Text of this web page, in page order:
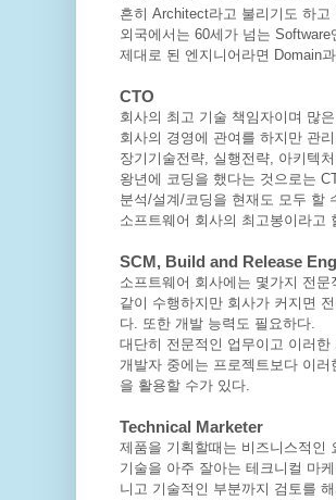
흔히 Architect라고 불리기도 하고
외국에서는 60세가 넘는
제대로 된 엔지니어라면 Domain
CTO
회사의 최고 기술 책임자이며 많
회사의 경영에 관여를 하지만 관
장기기술전략, 실행전략, 아키텍
왕년에 코딩을 했다는 것으로는
분석/설계/코딩을 현재도 모두 할
소프트웨어 회사의 최고봉이라고
SCM, Build and Release
소프트웨어 회사에는 몇가지 전
같이 수행하지만 회사가 커지면
다. 또한 개발 능력도 필요하다.
대단히 전문적인 업무이고 이러
개발자 중에는 프로젝트보다 이
을 활용할 수가 있다.
Technical Marketer
제품을 기획할때는 비즈니스적인
기술을 아주 잘아는 테크니컬 마
니고 기술적인 부분까지 검토를